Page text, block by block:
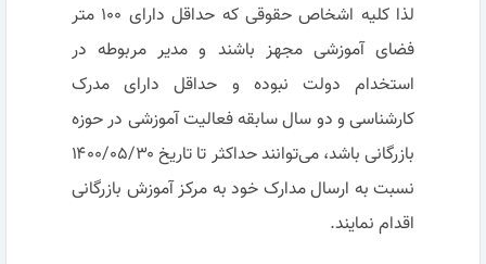
لذا کلیه اشخاص حقوقی که حداقل دارای ۱۰۰ متر
فضای آموزشی مجهز باشند و مدیر مربوطه در
استخدام دولت نبوده و حداقل دارای مدرک
کارشناسی و دو سال سابقه فعالیت آموزشی در حوزه
بازرگانی باشد، می‌توانند حداکثر تا تاریخ ۱۴۰۰/۰۵/۳۰
نسبت به ارسال مدارک خود به مرکز آموزش بازرگانی
اقدام نمایند.